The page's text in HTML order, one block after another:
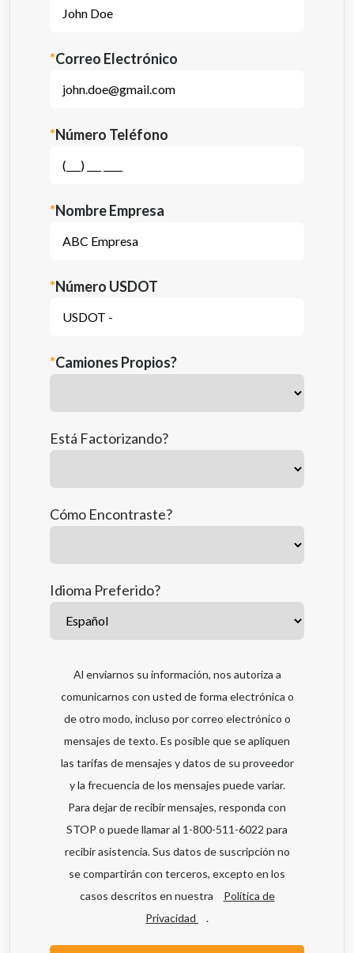
*Correo Electrónico
*Número Teléfono
*Nombre Empresa
*Número USDOT
*Camiones Propios?
Está Factorizando?
Cómo Encontraste?
Idioma Preferido?
Al enviarnos su información, nos autoriza a
comunicarnos con usted de forma electrónica o
de otro modo, incluso por correo electrónico o
mensajes de texto. Es posible que se apliquen
las tarifas de mensajes y datos de su proveedor
y la frecuencia de los mensajes puede variar.
Para dejar de recibir mensajes, responda con
STOP o puede llamar al 1-800-511-6022 para
recibir asistencia. Sus datos de suscripción no
se compartirán con terceros, excepto en los
casos descritos en nuestra
Política de
Privacidad
.